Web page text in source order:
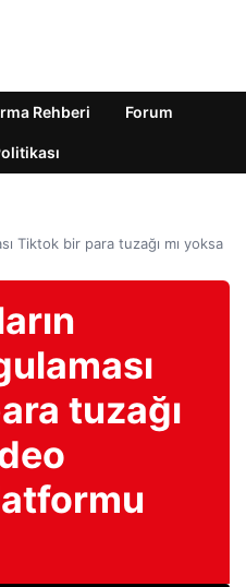
Rehberi Forum
Tiktok bir para tuzağı mı yoksa
tuzağı